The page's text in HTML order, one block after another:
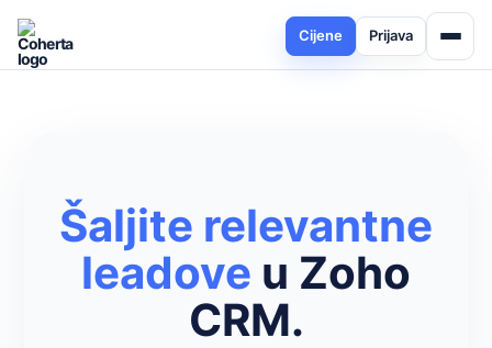
Cijene Prijava
Šaljite relevantne
leadove u Zoho
CRM.